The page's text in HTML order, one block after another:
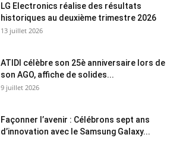
LG Electronics réalise des résultats
historiques au deuxième trimestre 2026
13 juillet 2026
ATIDI célèbre son 25è anniversaire lors de
son AGO, affiche de solides...
9 juillet 2026
Façonner l’avenir : Célébrons sept ans
d’innovation avec le Samsung Galaxy...